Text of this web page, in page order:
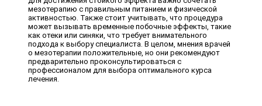
мезотерапию с правильным питанием и физической
активностью. Также стоит учитывать, что процедура
может вызывать временные побочные эффекты, такие
как отеки или синяки, что требует внимательного
подхода к выбору специалиста. В целом, мнения врачей
о мезотерапии положительные, но они рекомендуют
предварительно проконсультироваться с
профессионалом для выбора оптимального курса
лечения.